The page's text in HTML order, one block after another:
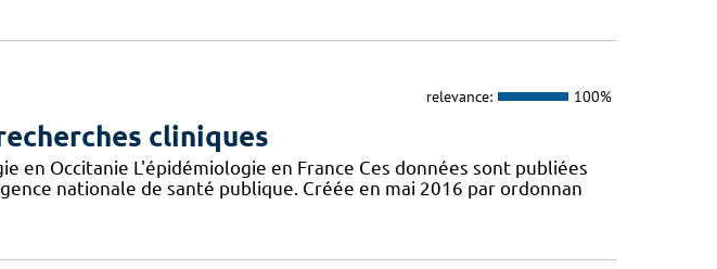
relevance: 100%
cliniques
en Occitanie L'épidémiologie en France Ces données sont publiées
nationale de santé publique. Créée en mai 2016 par ordonnan